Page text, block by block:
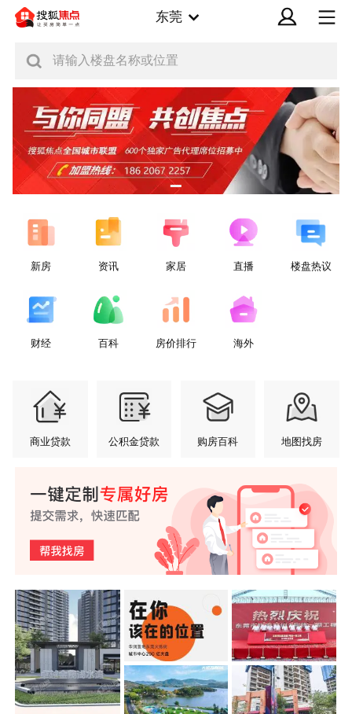
东莞
请输入楼盘名称或位置
新房 资讯 家居 直播 楼盘热议
财经 百科 房价排行 海外
商业贷款 公积金贷款 购房百科 地图找房